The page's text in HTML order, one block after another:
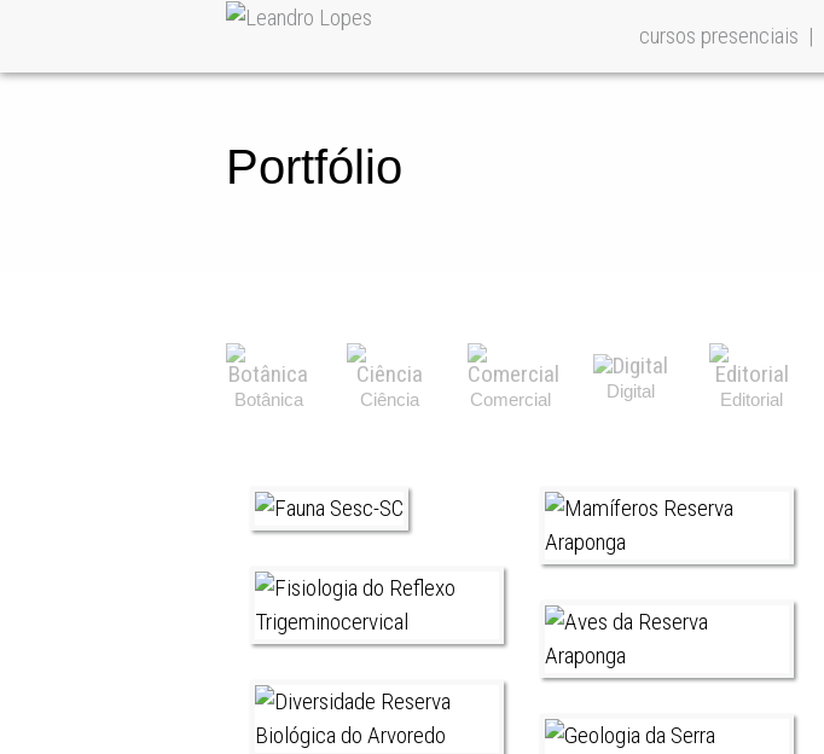
cursos presenciais
Portfólio
Botânica Ciência Comercial Digital Editorial